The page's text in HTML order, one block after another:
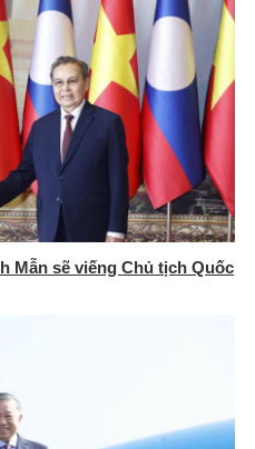
Mẫn sẽ viếng Chủ tịch Quốc